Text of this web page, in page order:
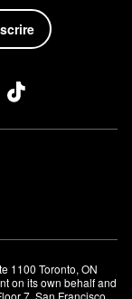
1100 Toronto, ON
on its own behalf and
7, San Francisco,